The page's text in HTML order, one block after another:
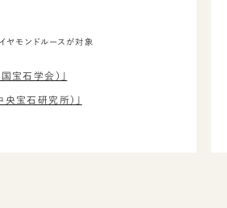
ヤモンドルースが対象
宝石学会）」
宝石研究所）」